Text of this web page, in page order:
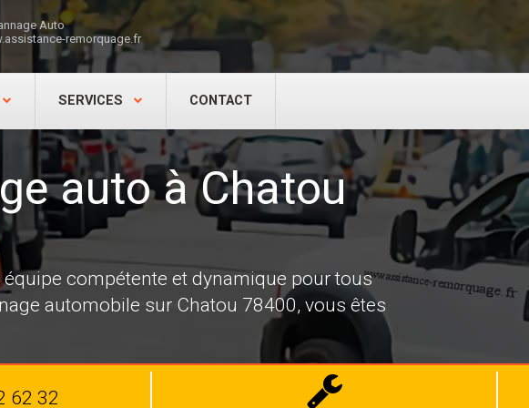
Auto
remorquage.fr
SERVICES CONTACT
auto à Chatou
compétente et dynamique pour tous
automobile sur Chatou 78400, vous êtes
62 32
Dépannage